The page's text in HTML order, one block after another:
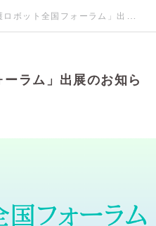
ボット全国フォーラム」出展のお知らせ
ーラム」出展のお知ら